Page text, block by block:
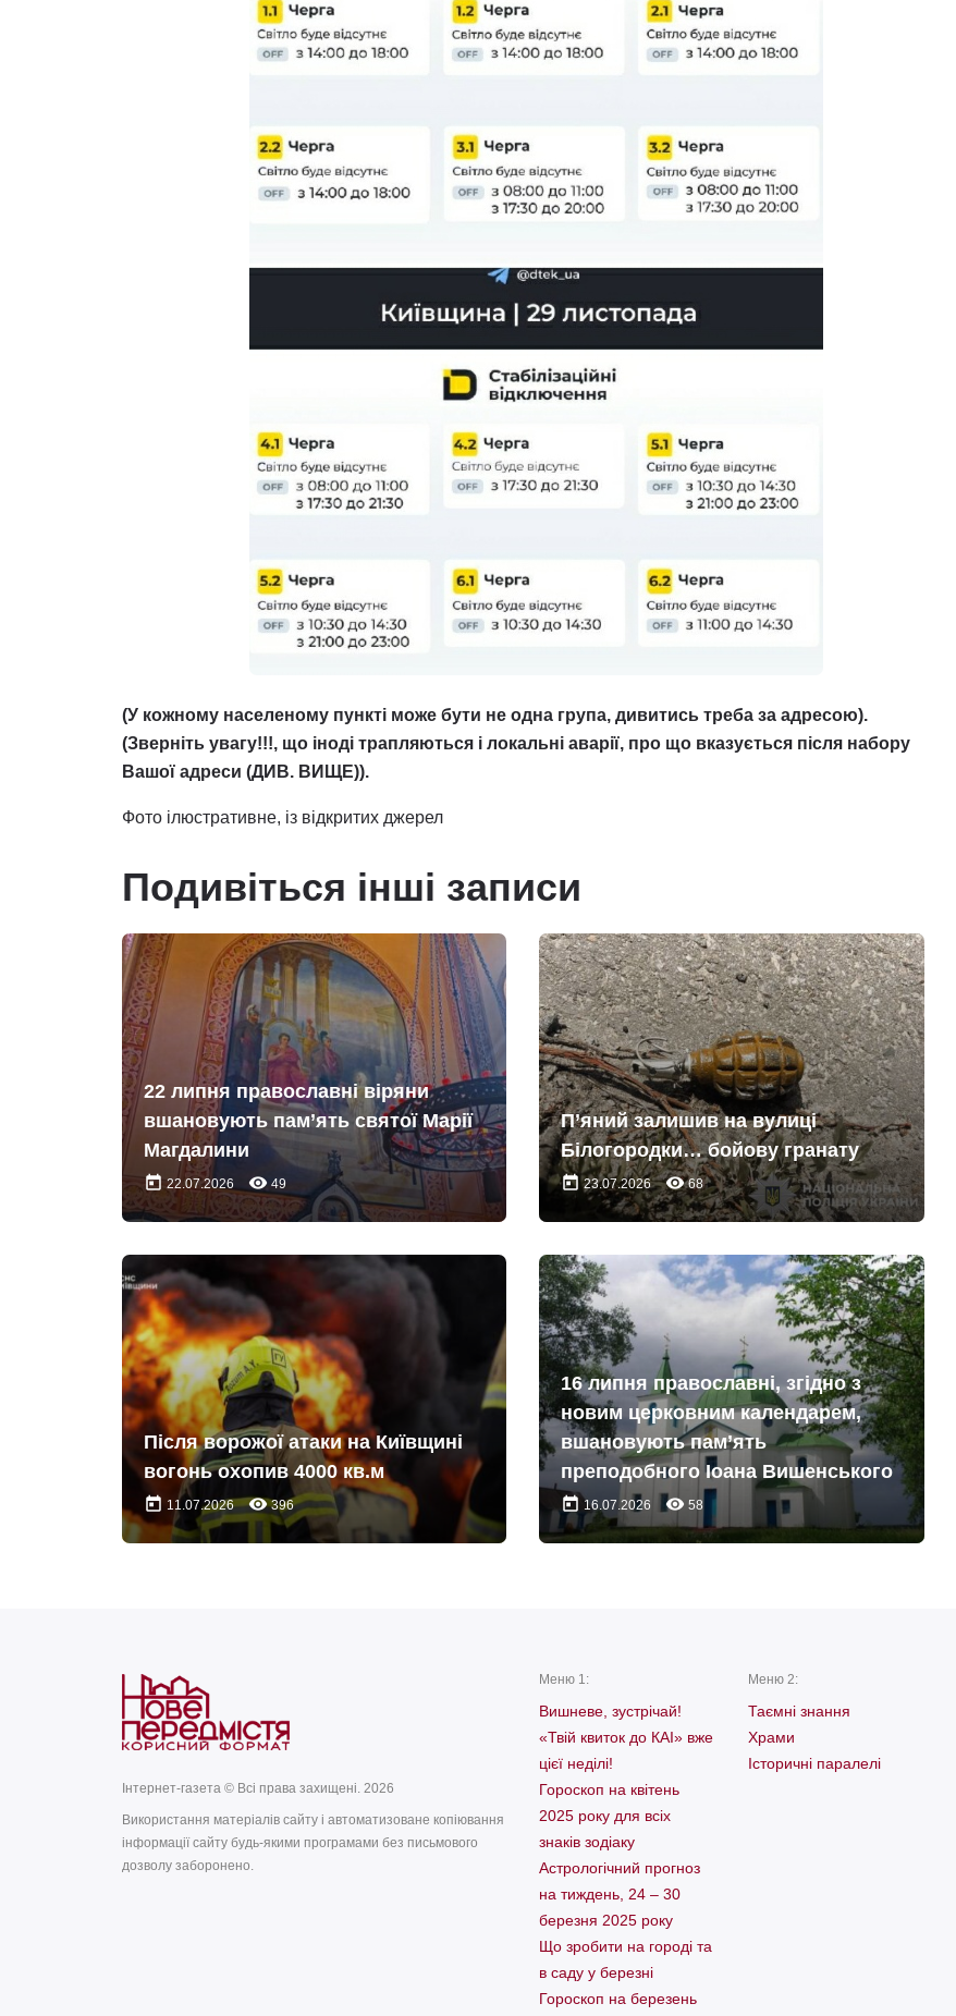
(У кожному населеному пункті може бути не одна група, дивитись треба за адресою).
(Зверніть увагу!!!, що іноді трапляються і локальні аварії, про що вказується після набору
Вашої адреси (ДИВ. ВИЩЕ)).
Фото ілюстративне, із відкритих джерел
Подивіться інші записи
22 липня православні віряни
вшановують пам’ять святої Марії
Магдалини
today 22.07.2026 remove_red_eye 49
П’яний залишив на вулиці
Білогородки… бойову гранату
today23.07.2026 remove_red_eye68
Після ворожої атаки на Київщині
вогонь охопив 4000 кв.м
today 11.07.2026 remove_red_eye396
16 липня православні, згідно з
новим церковним календарем,
вшановують пам’ять
преподобного Іоана Вишенського
today 16.07.2026 remove_red_eye 58
Інтернет-газета © Всі права захищені. 2026
Використання матеріалів сайту і автоматизоване копіювання
інформації сайту будь-якими програмами без письмового
дозволу заборонено.
Меню 1:
Вишневе, зустрічай!
«Твій квиток до КАІ» вже
цієї неділі!
Гороскоп на квітень
2025 року для всіх
знаків зодіаку
Астрологічний прогноз
на тиждень, 24 – 30
березня 2025 року
Що зробити на городі та
в саду у березні
Гороскоп на березень
Меню 2:
Таємні знання
Храми
Історичні паралелі